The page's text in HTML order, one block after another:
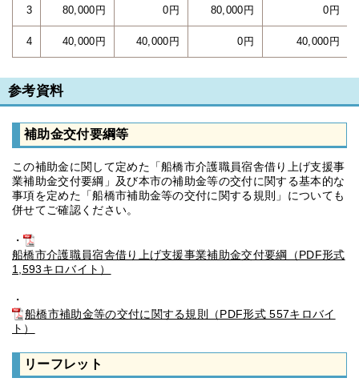
3 80,000円 0円 80,000円 0円
4 40,000円 40,000円 0円 40,000円
参考資料
補助金交付要綱等
この補助金に関して定めた「船橋市介護職員宿舎借り上げ支援事
業補助金交付要綱」及び本市の補助金等の交付に関する基本的な
事項を定めた「船橋市補助金等の交付に関する規則」についても
併せてご確認ください。
・
船橋市介護職員宿舎借り上げ支援事業補助金交付要綱（PDF形式
1,593キロバイト）
・
船橋市補助金等の交付に関する規則（PDF形式 557キロバイ
ト）
リーフレット